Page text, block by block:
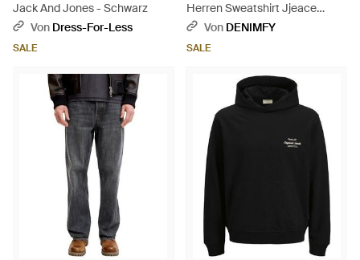
Jack And Jones - Schwarz
Von Dress-For-Less
SALE
Herren Sweatshirt Jjeace
Sweat Crew Neck - Schwarz
Von DENIMFY
SALE